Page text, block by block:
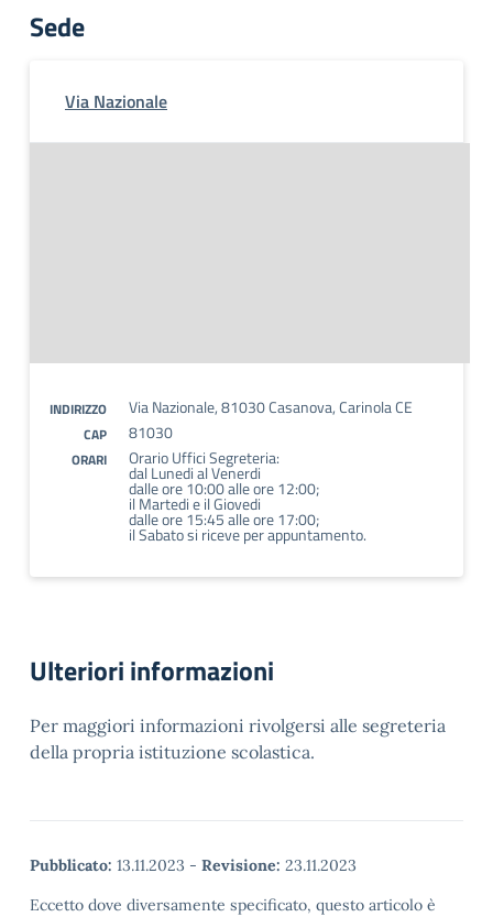
Sede
Via Nazionale
INDIRIZZO Via Nazionale, 81030 Casanova, Carinola CE
CAP 81030
ORARI Orario Uffici Segreteria:
dal Lunedi al Venerdi
dalle ore 10:00 alle ore 12:00;
il Martedi e il Giovedi
dalle ore 15:45 alle ore 17:00;
il Sabato si riceve per appuntamento.
Ulteriori informazioni
Per maggiori informazioni rivolgersi alle segreteria
della propria istituzione scolastica.
Pubblicato: 13.11.2023 - Revisione: 23.11.2023
Eccetto dove diversamente specificato, questo articolo è